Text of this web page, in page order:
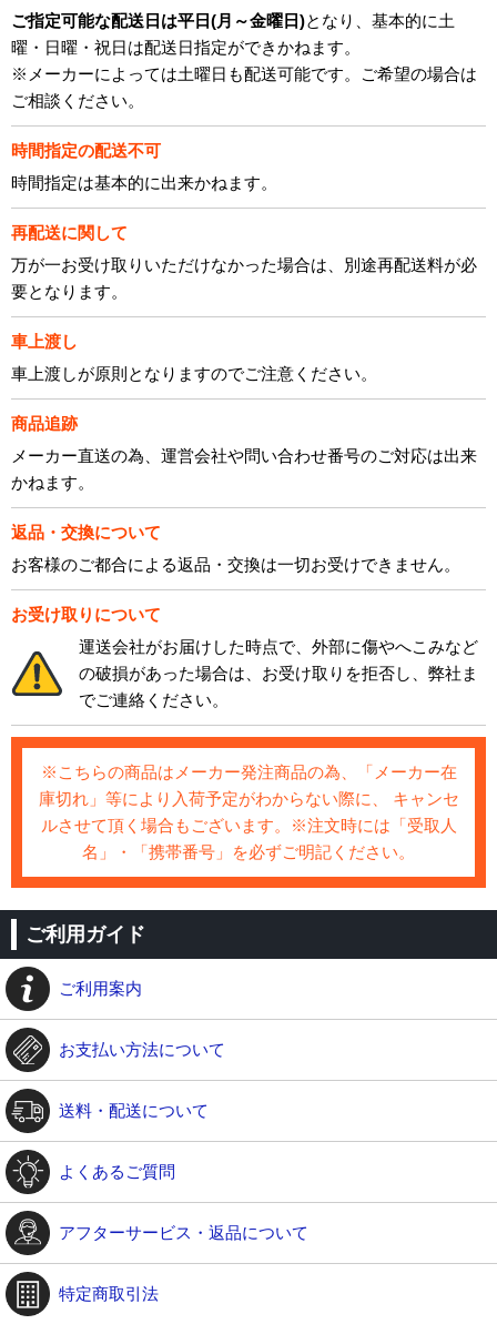
ご指定可能な配送日は平日(月～金曜日)となり、基本的に土
曜・日曜・祝日は配送日指定ができかねます。
※メーカーによっては土曜日も配送可能です。ご希望の場合は
ご相談ください。
時間指定の配送不可
時間指定は基本的に出来かねます。
再配送に関して
万が一お受け取りいただけなかった場合は、別途再配送料が必
要となります。
車上渡し
車上渡しが原則となりますのでご注意ください。
商品追跡
メーカー直送の為、運営会社や問い合わせ番号のご対応は出来
かねます。
返品・交換について
お客様のご都合による返品・交換は一切お受けできません。
お受け取りについて
運送会社がお届けした時点で、外部に傷やへこみなど
の破損があった場合は、お受け取りを拒否し、弊社ま
でご連絡ください。
※こちらの商品はメーカー発注商品の為、「メーカー在
庫切れ」等により入荷予定がわからない際に、 キャンセ
ルさせて頂く場合もございます。※注文時には「受取人
名」・「携帯番号」を必ずご明記ください。
ご利用ガイド
ご利用案内
お支払い方法について
送料・配送について
よくあるご質問
アフターサービス・返品について
特定商取引法